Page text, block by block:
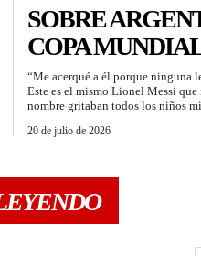
SOBRE
COPA
“Me acerqué a él porque ninguna
Este es el mismo Lionel Messi
nombre gritaban todos los niños
20 de julio de 2026